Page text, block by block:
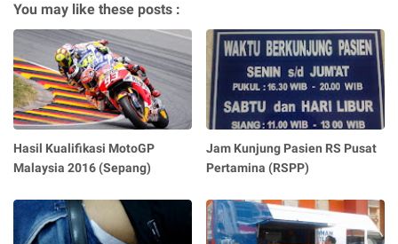
You may like these posts :
Hasil Kualifikasi MotoGP
Malaysia 2016 (Sepang)
Jam Kunjung Pasien RS Pusat
Pertamina (RSPP)